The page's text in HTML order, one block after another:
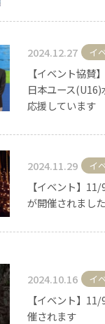
2024.12.27 イ
【イベント協
日本ユース
応援しています
2024.11.29 イ
【イベント】
が開催されました
2024.10.16 イ
【イベント】
催されます